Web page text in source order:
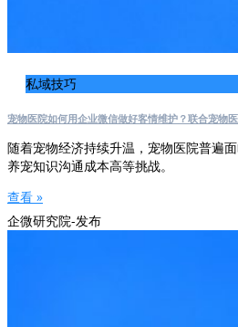
私域技巧
宠物医院如何用企业微信做好客情维护？联合宠物
随着宠物经济持续升温，宠物医院普遍
养宠知识沟通成本高等挑战。
查看 »
企微研究院-发布